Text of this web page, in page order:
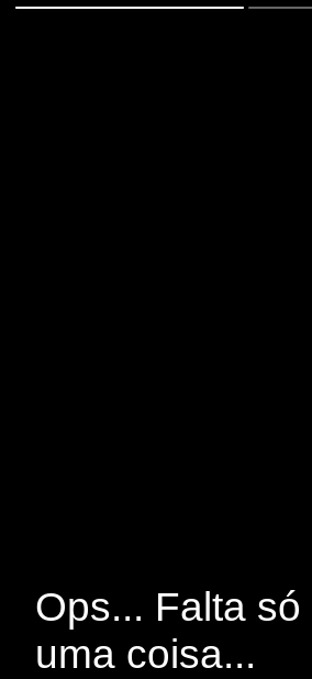
Ops... Falta só
uma coisa...